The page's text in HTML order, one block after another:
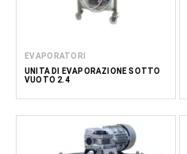
EVAPORATORI
UNITÀ DI EVAPORAZIONE SOTTO
VUOTO 2.4